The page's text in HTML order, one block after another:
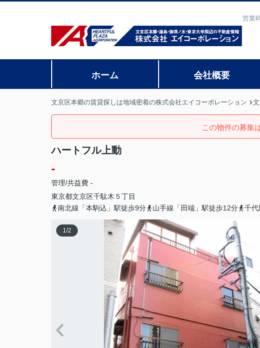
営業
ホーム 会社概要
文京区本郷の賃貸探しは地域密着の株式会社エイコーポレーション
この物件の募集
ハートフル上動
-
管理/共益費 -
東京都文京区千駄木 ５丁目
南北線「本駒込」駅徒歩9分
山手線「田端」駅徒歩12分 千代
1/2